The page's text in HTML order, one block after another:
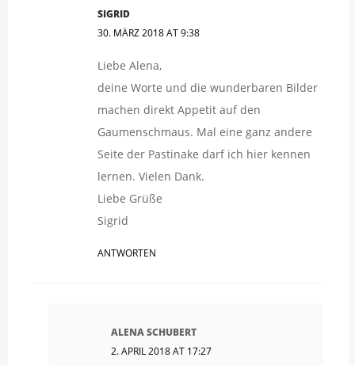
SIGRID
30. MÄRZ 2018 AT 9:38
Liebe Alena,
deine Worte und die wunderbaren Bilder
machen direkt Appetit auf den
Gaumenschmaus. Mal eine ganz andere
Seite der Pastinake darf ich hier kennen
lernen. Vielen Dank.
Liebe Grüße
Sigrid
ANTWORTEN
ALENA SCHUBERT
2. APRIL 2018 AT 17:27